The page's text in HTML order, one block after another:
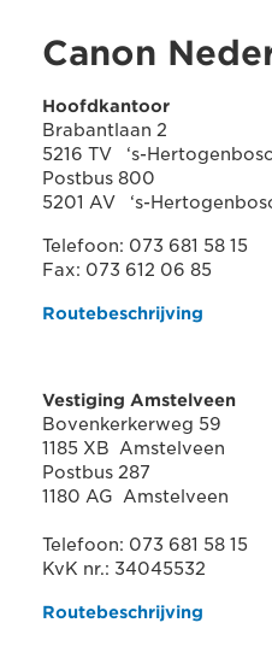
Canon
Hoofdkantoor
Brabantlaan 2
5216 TV ‘s-
Postbus 800
5201 AV ‘s-
Telefoon: 073 681 58 15
Fax: 073 612 06 85
Routebeschrijving
Vestiging Amstelveen
Bovenkerkerweg 59
1185 XB Amstelveen
Postbus 287
1180 AG Amstelveen
Telefoon: 073 681 58 15
KvK nr.: 34045532
Routebeschrijving